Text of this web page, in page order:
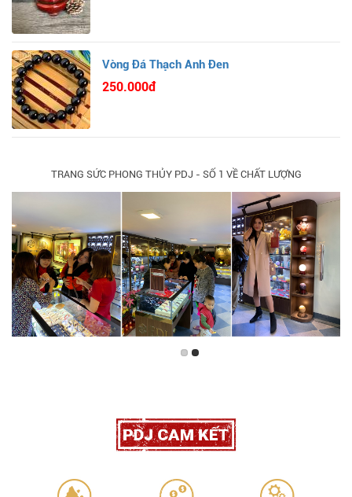
Vòng Đá Thạch Anh Đen
250.000đ
TRANG SỨC PHONG THỦY PDJ - SỐ 1 VỀ CHẤT LƯỢNG